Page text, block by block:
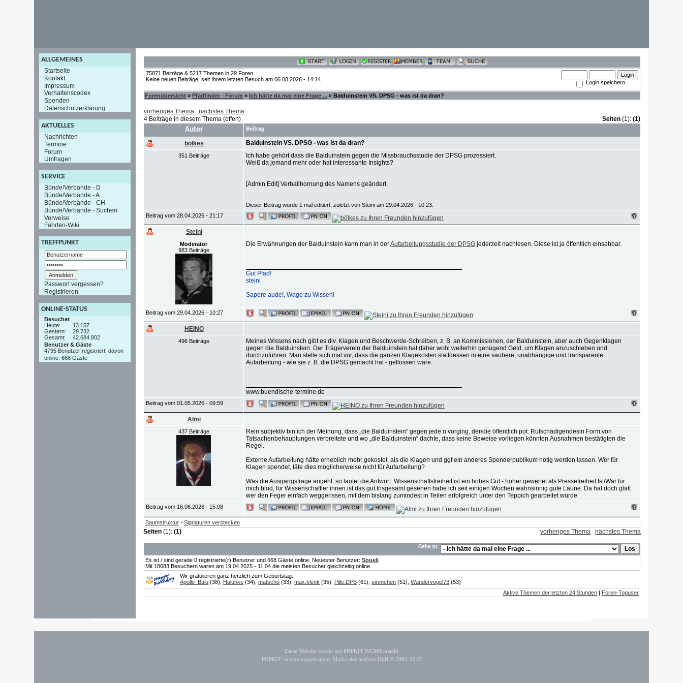
ALLGEMEINES
Startseite
Kontakt
Impressum
Verhaltenscodex
Spenden
Datenschutzerklärung
AKTUELLES
Nachrichten
Termine
Forum
Umfragen
SERVICE
Bünde/Verbände - D
Bünde/Verbände - A
Bünde/Verbände - CH
Bünde/Verbände - Suchen
Verweise
Fahrten-Wiki
TREFFPUNKT
Passwort vergessen?
Registrieren
ONLINE-STATUS
Besucher
Heute:
13.157
Gestern:
29.732
Gesamt:
42.684.802
Benutzer & Gäste
4795 Benutzer registriert, davon
online: 668 Gäste
75871 Beiträge & 5217 Themen in 29 Foren
Keine neuen Beiträge, seit Ihrem letzten Besuch am 06.08.2026 - 14:14.
Login speichern
Forenübersicht »Pfadfinder - Forum »Ich hätte da mal eine Frage ... » Balduinstein VS. DPSG - was ist da dran?
vorheriges Thema
nächstes Thema
4 Beiträge in diesem Thema (offen)
Seiten (1):(1)
Autor Beitrag
bölkes Balduinstein VS. DPSG - was ist da dran?
351 Beiträge
Ich habe gehört dass die Balduinstein gegen die Missbrauchsstudie der DPSG prozessiert.
Weiß da jemand mehr oder hat interessante Insights?
[Admin Edit] Verballhornung des Namens geändert.
Dieser Beitrag wurde 1 mal editiert, zuletzt von Steini am 29.04.2026 - 10:23.
Beitrag vom 28.04.2026 - 21:17
Steini
Moderator
983 Beiträge
Die Erwähnungen der Balduinstein kann man in derAufarbeitungsstudie der DPSG jederzeit nachlesen. Diese ist ja öffentlich einsehbar.
Gut Pfad!
steini
Sapere aude!, Wage zu Wissen!
Beitrag vom 29.04.2026 - 10:27
HEINO
496 Beiträge
Meines Wissens nach gibt es div. Klagen und Beschwerde-Schreiben, z. B. an Kommissionen, der Balduinstein, aber auch Gegenklagen
gegen die Balduinstein. Der Trägerverein der Balduinstein hat daher wohl weiterhin genügend Geld, um Klagen anzuschieben und
durchzuführen. Man stelle sich mal vor, dass die ganzen Klagekosten stattdessen in eine saubere, unabhängige und transparente
Aufarbeitung - wie sie z. B. die DPSG gemacht hat - geflossen wäre.
www.buendische-termine.de
Beitrag vom 01.05.2026 - 09:59
Almi
437 Beiträge
Rein subjektiv bin ich der Meinung, dass „die Balduinstein“ gegen jede:n vorging, der/die öffentlich pot. Rufschädigendesin Form von
Tatsachenbehauptungen verbreitete und wo „die Balduinstein“ dachte, dass keine Beweise vorliegen könnten.Ausnahmen bestätigten die
Regel.
Externe Aufarbeitung hätte erheblich mehr gekostet, als die Klagen und ggf ein anderes Spenderpublikum nötig werden lassen. Wer für
Klagen spendet, täte dies möglicherweise nicht für Aufarbeitung?
Was die Ausgangsfrage angeht, so lautet die Antwort: Wissenschaftsfreiheit ist ein hohes Gut - höher gewertet als Pressefreiheit.Ist/War für
mich blöd, für Wissenschaftler:innen ist das gut.Insgesamt gesehen habe ich seit einigen Wochen wahnsinnig gute Laune. Da hat doch glatt
wer den Feger einfach weggerissen, mit dem bislang zumindest in Teilen erfolgreich unter den Teppich gearbeitet wurde.
Beitrag vom 16.06.2026 - 15:08
Baumstruktur -Signaturen verstecken
Seiten (1):(1) vorheriges Thema nächstes Thema
Gehe zu:
Es ist / sind gerade 0 registrierte(r) Benutzer und 668 Gäste online. Neuester Benutzer:Spueli
Mit 18083 Besuchern waren am 19.04.2025 - 11:04 die meisten Besucher gleichzeitig online.
Wir gratulieren ganz herzlich zum Geburtstag:
Apollo_Balu (38), Halunke (34),matscho (33),max.klenk (35), Pille.DPB (61),sirenchen (51),Wandervogel73 (53)
Aktive Themen der letzten 24 Stunden | Foren-Topuser
Diese Website wurde mit PHPKIT WCMS erstellt
PHPKIT ist eine eingetragene Marke der mxbyte GbR © 2002-2012